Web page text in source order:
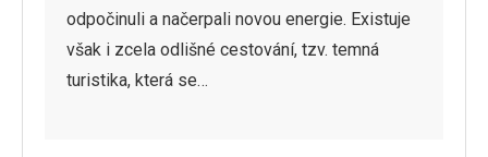
odpočinuli a načerpali novou energie. Existuje
však i zcela odlišné cestování, tzv. temná
turistika, která se…